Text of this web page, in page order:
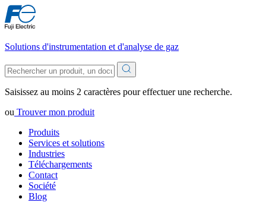
Solutions d'instrumentation et d'analyse de gaz
Saisissez au moins 2 caractères pour effectuer une recherche.
ou Trouver mon produit
Produits
Services et solutions
Industries
Téléchargements
Contact
Société
Blog